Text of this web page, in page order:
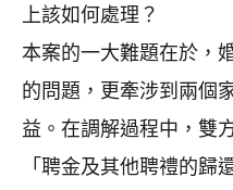
上該如何處理？
本案的一大難題在於，
的問題，更牽涉到兩個
益。在調解過程中，雙
「聘金及其他聘禮的歸